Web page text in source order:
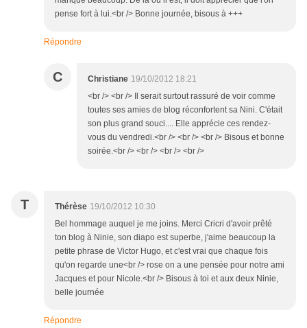
pense fort à lui.<br /> Bonne journée, bisous à +++
Répondre
C Christiane 19/10/2012 18:21
<br /> <br /> Il serait surtout rassuré de voir comme
toutes ses amies de blog réconfortent sa Nini. C'était
son plus grand souci.... Elle apprécie ces rendez-
vous du vendredi.<br /> <br /> <br /> Bisous et bonne
soirée.<br /> <br /> <br /> <br />
T Thérèse 19/10/2012 10:30
Bel hommage auquel je me joins. Merci Cricri d'avoir prêté
ton blog à Ninie, son diapo est superbe, j'aime beaucoup la
petite phrase de Victor Hugo, et c'est vrai que chaque fois
qu'on regarde une<br /> rose on a une pensée pour notre ami
Jacques et pour Nicole.<br /> Bisous à toi et aux deux Ninie,
belle journée
Répondre